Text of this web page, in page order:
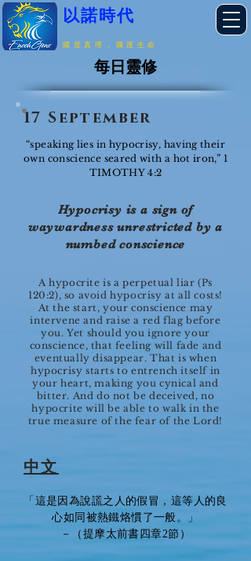
以諾時代
國度真理，國度生命
每日靈修
17 September
“speaking lies in hypocrisy, having their
own conscience seared with a hot iron,” 1
TIMOTHY 4:2
Hypocrisy is a sign of
waywardness unrestricted by a
numbed conscience
A hypocrite is a perpetual liar (Ps
120:2), so avoid hypocrisy at all costs!
At the start, your conscience may
intervene and raise a red flag before
you. Yet should you ignore your
conscience, that feeling will fade and
eventually disappear. That is when
hypocrisy starts to entrench itself in
your heart, making you cynical and
bitter. And do not be deceived, no
hypocrite will be able to walk in the
true measure of the fear of the Lord!
中文
「這是因為說謊之人的假冒，這等人的良
心如同被熱鐵烙慣了一般。」
－（提摩太前書四章2節）